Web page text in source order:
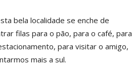
bela localidade se enche de
filas para o pão, para o café, para
para visitar o amigo,
mais a sul.